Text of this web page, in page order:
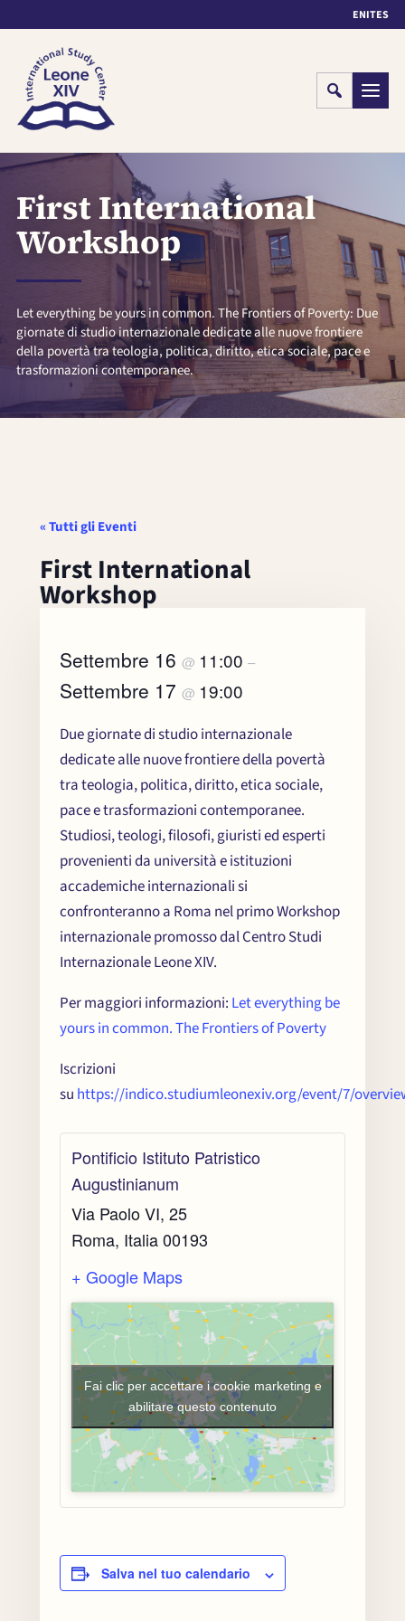
ENITES
Cerca Menu
Il Centro
Seminari e
Notizie
First International
Workshop
Let everything be yours in common. The Frontiers of Poverty: Due
giornate di studio internazionale dedicate alle nuove frontiere
della povertà tra teologia, politica, diritto, etica sociale, pace e
trasformazioni contemporanee.
« Tutti gli Eventi
First International
Workshop
Settembre 16 @ 11:00 –
Settembre 17 @ 19:00
Due giornate di studio internazionale
dedicate alle nuove frontiere della povertà
tra teologia, politica, diritto, etica sociale,
pace e trasformazioni contemporanee.
Studiosi, teologi, filosofi, giuristi ed esperti
provenienti da università e istituzioni
accademiche internazionali si
confronteranno a Roma nel primo Workshop
internazionale promosso dal Centro Studi
Internazionale Leone XIV.
Per maggiori informazioni: Let everything be
yours in common. The Frontiers of Poverty
Iscrizioni
su https://indico.studiumleonexiv.org/event/7/
Pontificio Istituto Patristico
Augustinianum
Via Paolo VI, 25
Roma, Italia00193
+ Google Maps
Fai clic per accettare i cookie marketing e
abilitare questo contenuto
Salva nel tuo calendario